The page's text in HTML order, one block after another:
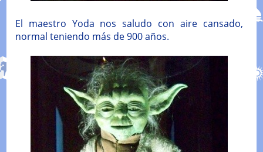
El maestro Yoda nos saludo con aire cansado,
normal teniendo más de 900 años.